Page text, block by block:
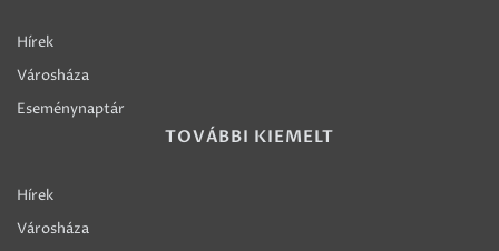
Hírek
Városháza
Eseménynaptár
TOVÁBBI KIEMELT
Hírek
Városháza